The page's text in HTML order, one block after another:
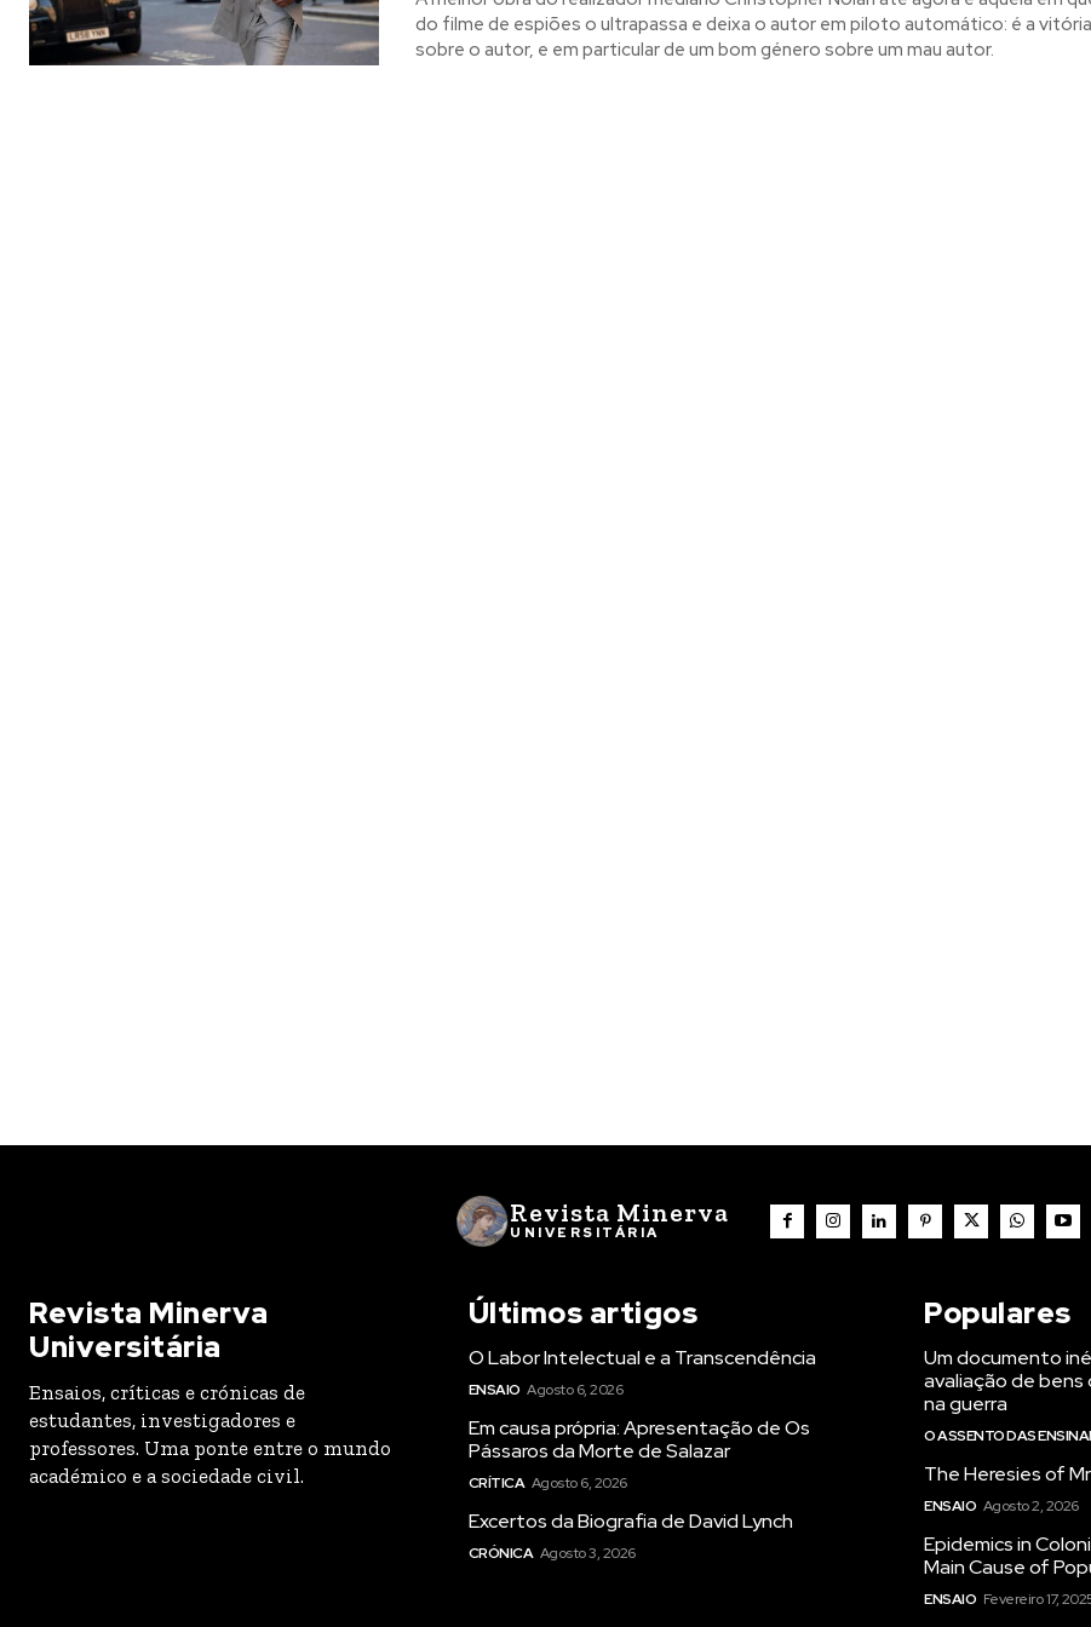
do filme de espiões o ultrapassa e deixa o autor em piloto automático: é a
sobre o autor, e em particular de um bom género sobre um mau autor.
Revista Minerva
UNIVERSITÁRIA
Revista Minerva
Universitária
Ensaios, críticas e crónicas de
estudantes, investigadores e
professores. Uma ponte entre o mundo
académico e a sociedade civil.
Últimos artigos
O Labor Intelectual e a Transcendência
ENSAIO Agosto 6, 2026
Em causa própria: Apresentação de Os
Pássaros da Morte de Salazar
CRÍTICA Agosto 6, 2026
Excertos da Biografia de David Lynch
CRÓNICA Agosto 3, 2026
Populares
Um documento
avaliação de bens
na guerra
O ASSENTO DAS
The Heresies of
ENSAIO Agosto 2, 2026
Epidemics in
Main Cause of
ENSAIO Fevereiro 17,